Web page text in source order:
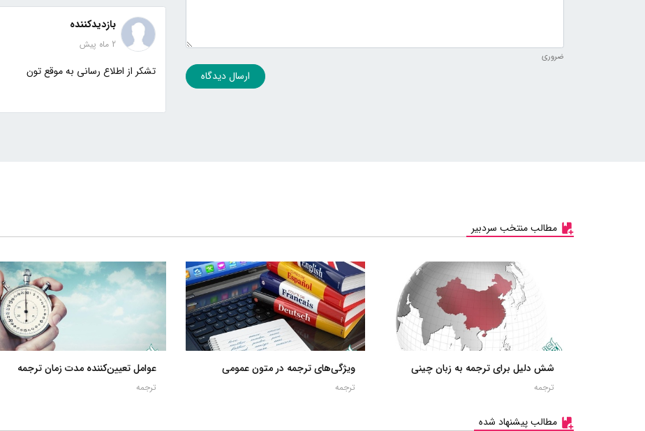
ضروری
ارسال دیدگاه
بازدیدکننده
2 ماه پیش
تشکر از اطلاع رسانی به موقع تون
مطالب منتخب سردبیر
شش دلیل برای ترجمه به زبان چینی
ترجمه
ویژگی‌های ترجمه در متون عمومی
ترجمه
عوامل تعیین‌کننده مدت زمان ترجمه
ترجمه
مطالب پیشنهاد شده